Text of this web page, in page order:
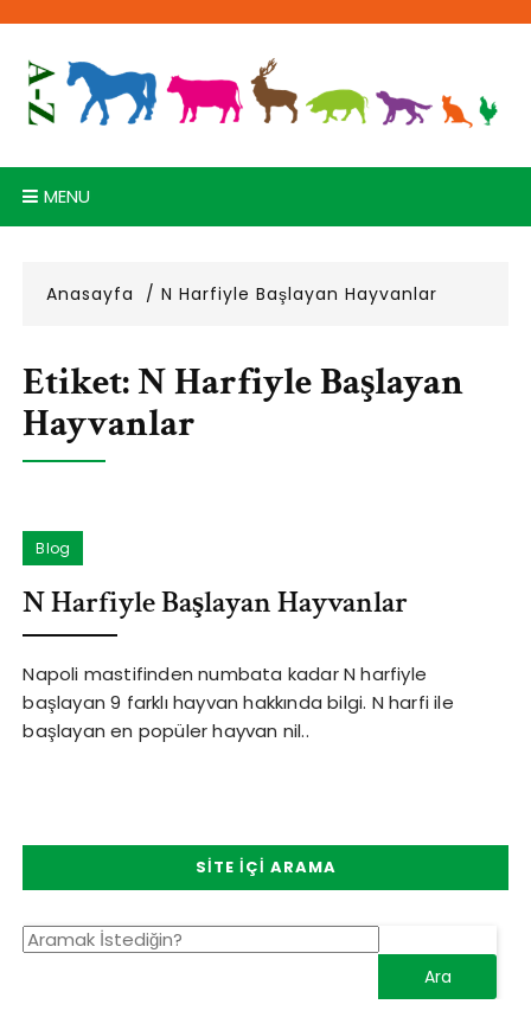
content
MENU
Anasayfa N Harfiyle Başlayan Hayvanlar
Etiket:N Harfiyle Başlayan
Hayvanlar
Blog
N Harfiyle Başlayan Hayvanlar
Napoli mastifinden numbata kadar N harfiyle
başlayan 9 farklı hayvan hakkında bilgi. N harfi ile
başlayan en popüler hayvan nil..
SITE İÇI ARAMA